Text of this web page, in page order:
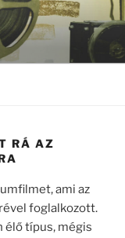
RÁ AZ
ami az
foglalkozott.
élő típus, mégis